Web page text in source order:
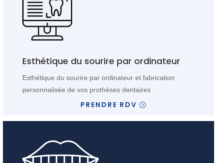
Esthétique du sourire par ordinateur
Esthétique du sourire par ordinateur et fabrication
personnalisée de vos prothèses dentaires
PRENDRE RDV